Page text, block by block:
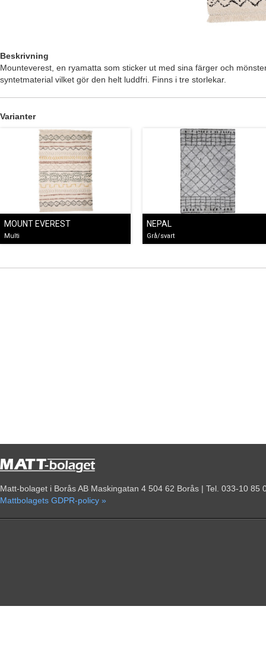
Beskrivning
Mounteverest, en ryamatta som sticker ut med sina färger och
syntetmaterial vilket gör den helt luddfri. Finns i tre storlekar.
Varianter
MOUNT EVEREST
Multi
NEPAL
Grå/svart
Matt-bolaget i Borås AB Maskingatan 4 504 62 Borås | Tel. 033-10
Mattbolagets GDPR-policy »